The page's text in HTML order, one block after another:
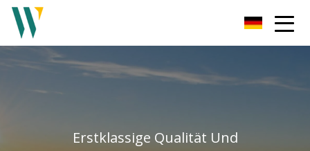
Erstklassige Qualität Und